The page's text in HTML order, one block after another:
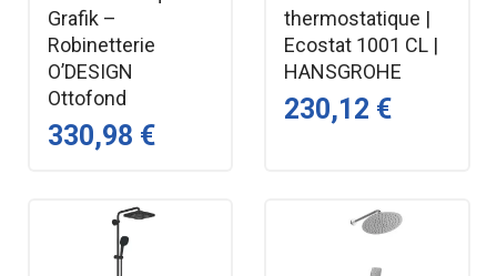
Grafik –
Robinetterie
O’DESIGN
Ottofond
330,98 €
thermostatique |
Ecostat 1001 CL |
HANSGROHE
230,12 €